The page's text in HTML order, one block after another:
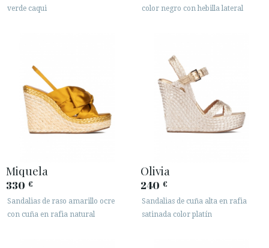
verde caqui
color negro con hebilla lateral
Miquela
330 €
Sandalias de raso amarillo ocre
con cuña en rafia natural
Olivia
240 €
Sandalias de cuña alta en rafia
satinada color platín